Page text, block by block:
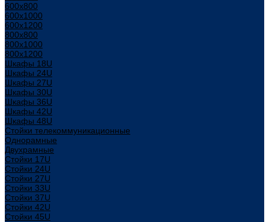
600x800
600х1000
600х1200
800x800
800х1000
800х1200
Шкафы 18U
Шкафы 24U
Шкафы 27U
Шкафы 30U
Шкафы 36U
Шкафы 42U
Шкафы 48U
Стойки телекоммуникационные
Однорамные
Двухрамные
Стойки 17U
Стойки 24U
Стойки 27U
Стойки 33U
Стойки 37U
Стойки 42U
Стойки 45U